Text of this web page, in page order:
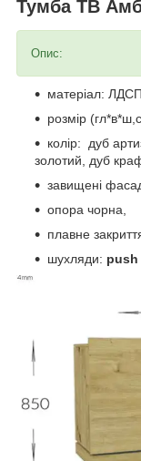
Тумба ТВ
Опис:
матеріал:
розмір
колір: дуб
золотий, дуб
завищені
опора чорна,
плавне
шухляди: push